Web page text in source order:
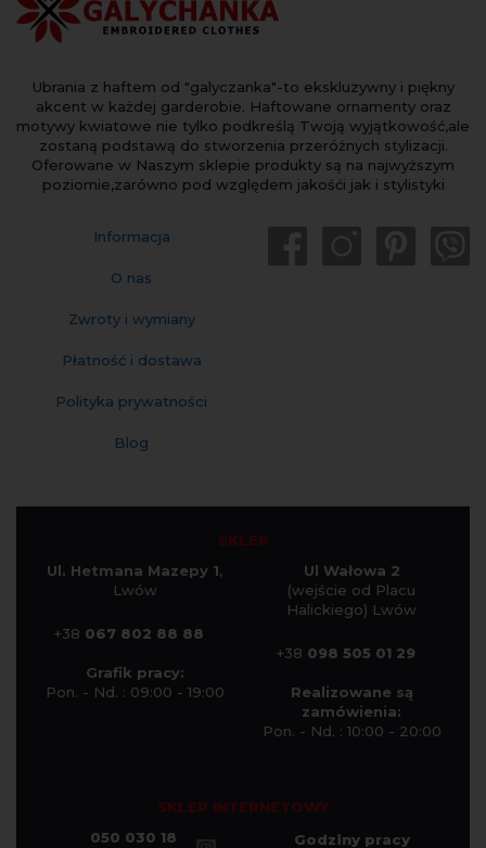
Ubrania z haftem od "galyczanka"-to ekskluzywny i piękny
akcent w każdej garderobie. Haftowane ornamenty oraz
motywy kwiatowe nie tylko podkreślą Twoją wyjątkowość,ale
zostaną podstawą do stworzenia przeróżnych stylizacji.
Oferowane w Naszym sklepie produkty są na najwyższym
poziomie,zarówno pod względem jakośći jak i stylistyki
Informacja
O nas
Zwroty i wymiany
Płatność i dostawa
Polityka prywatności
Blog
SKLEP
Ul. Hetmana Mazepy 1,
Lwów
+38 067 802 88 88
Grafik pracy:
Pon. - Nd. : 09:00 - 19:00
Ul Wałowa 2
(wejście od Placu
Halickiego) Lwów
+38 098 505 01 29
Realizowane są
zamówienia:
Pon. - Nd. : 10:00 - 20:00
SKLEP INTERNETOWY
050 030 18
Godziny pracy